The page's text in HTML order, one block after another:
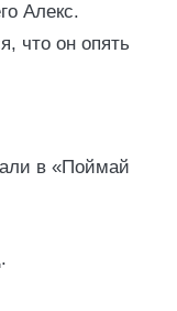
Алекс.
что он опять
в «Поймай